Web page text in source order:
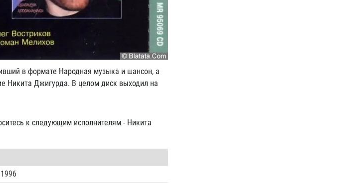
в формате Народная музыка и шансон, а
Никита Джигурда. В целом диск выходил на
к следующим исполнителям - Никита
1996